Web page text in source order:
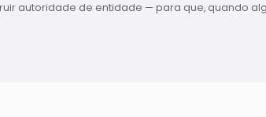
autoridade de entidade — para que, quando